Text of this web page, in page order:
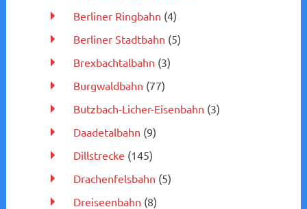
Berliner Ringbahn (4)
Berliner Stadtbahn (5)
Brexbachtalbahn (3)
Burgwaldbahn (77)
Butzbach-Licher-Eisenbahn (3)
Daadetalbahn (9)
Dillstrecke (145)
Drachenfelsbahn (5)
Dreiseenbahn (8)